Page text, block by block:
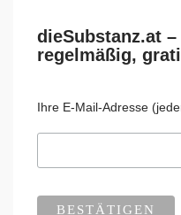
dieSubstanz.at
regelmäßig,
Ihre E-Mail-Adresse